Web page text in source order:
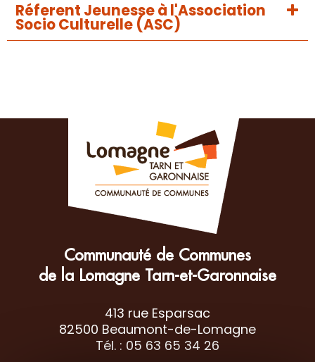
Réferent Jeunesse à l'Association
Socio Culturelle (ASC)
Communauté de Communes
de la Lomagne Tarn-et-Garonnaise
413 rue Esparsac
82500 Beaumont-de-Lomagne
Tél. : 05 63 65 34 26